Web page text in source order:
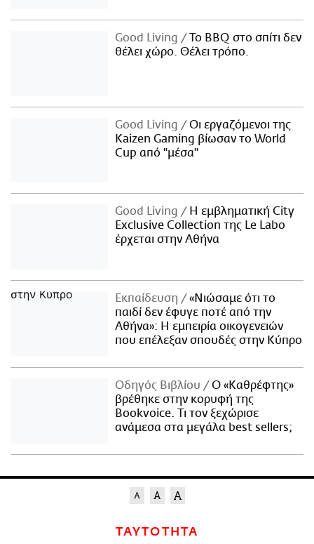
Good Living
Το BBQ στο σπίτι δεν
θέλει χώρο. Θέλει τρόπο.
Good Living
Οι εργαζόμενοι της
Kaizen Gaming βίωσαν το World
Cup από "μέσα"
Good Living
Η εμβληματική City
Exclusive Collection της Le Labo
έρχεται στην Αθήνα
Εκπαίδευση
«Νιώσαμε ότι το
παιδί δεν έφυγε ποτέ από την
Αθήνα»: Η εμπειρία οικογενειών
που επέλεξαν σπουδές στην Κύπρο
Οδηγός Βιβλίου
Ο «Καθρέφτης»
βρέθηκε στην κορυφή της
Bookvoice. Τι τον ξεχώρισε
ανάμεσα στα μεγάλα best sellers;
ΤΑΥΤΟΤΗΤΑ